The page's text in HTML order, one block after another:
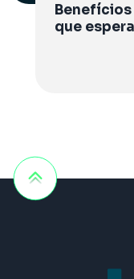
Benefícios
que